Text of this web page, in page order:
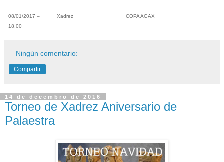
08/01/2017 –
18,00
Xadrez COPA AGAX
Ningún comentario:
Compartir
14 de decembro de 2016
Torneo de Xadrez Aniversario de
Palaestra